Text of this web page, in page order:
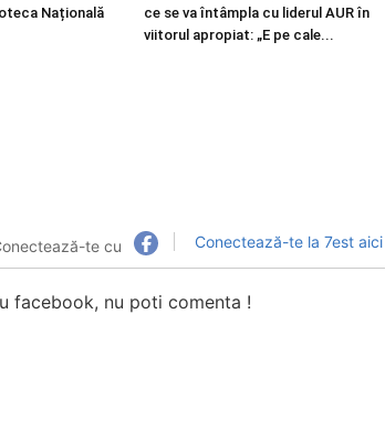
Națională
ce se va întâmpla cu liderul AUR în
viitorul apropiat: „E pe cale...
te cu Conectează-te la 7est aici
facebook, nu poti comenta !